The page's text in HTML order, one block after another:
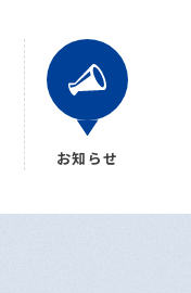
お知らせ